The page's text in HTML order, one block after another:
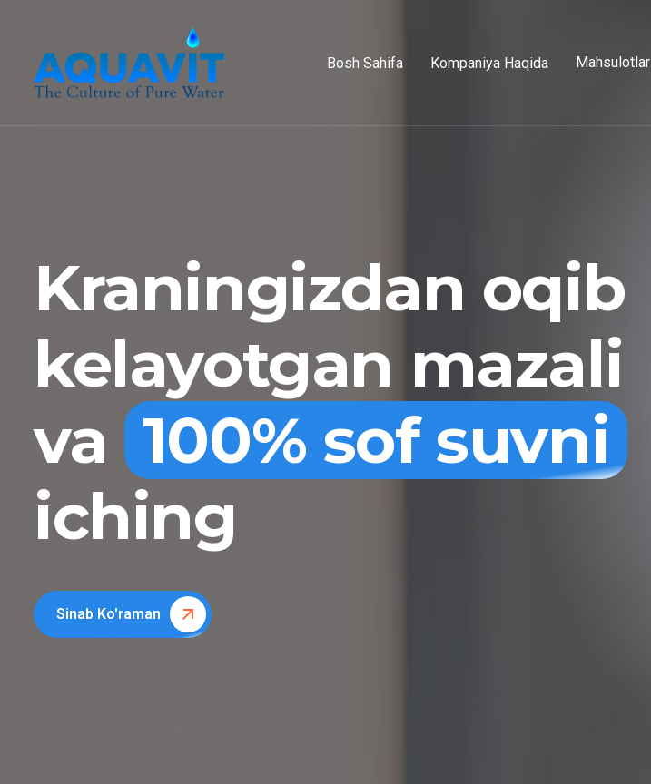
Bosh Sahifa Kompaniya Haqida Mahsulotlar
Kraningizdan oqib
kelayotgan mazali
va 100% sof suvni
iching
Sinab Ko'raman